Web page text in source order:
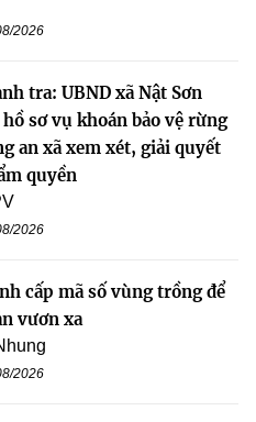
2026
tra: UBND xã Nật Sơn
sơ vụ khoán bảo vệ rừng
an xã xem xét, giải quyết
quyền
2026
cấp mã số vùng trồng để
vươn xa
2026